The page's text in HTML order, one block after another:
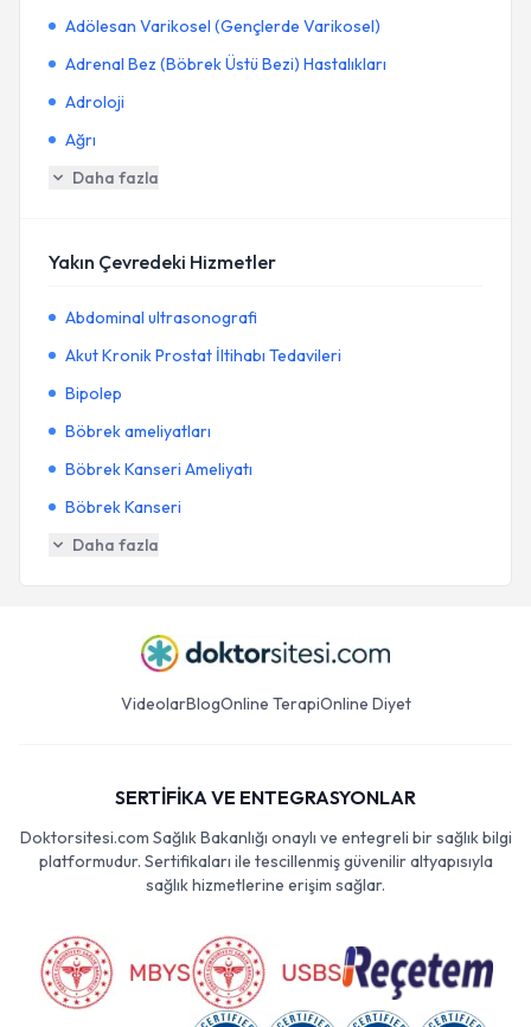
Adölesan Varikosel (Gençlerde Varikosel)
Adrenal Bez (Böbrek Üstü Bezi) Hastalıkları
Adroloji
Ağrı
Daha fazla
Yakın Çevredeki Hizmetler
Abdominal ultrasonografi
Akut Kronik Prostat İltihabı Tedavileri
Bipolep
Böbrek ameliyatları
Böbrek Kanseri Ameliyatı
Böbrek Kanseri
Daha fazla
VideolarBlogOnline TerapiOnline Diyet
SERTİFİKA VE ENTEGRASYONLAR
Doktorsitesi.com Sağlık Bakanlığı onaylı ve entegreli bir sağlık bilgi
platformudur. Sertifikaları ile tescillenmiş güvenilir altyapısıyla
sağlık hizmetlerine erişim sağlar.